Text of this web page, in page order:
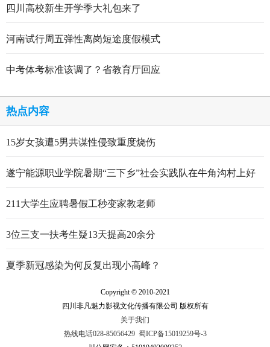
四川高校新生开学季大礼包来了
河南试行周五弹性离岗短途度假模式
中考体考标准该调了？省教育厅回应
热点内容
15岁女孩遭5男共谋性侵致重度烧伤
遂宁能源职业学院暑期“三下乡”社会实践队在牛角沟村上好
211大学生应聘暑假工秒变家教老师
3位三支一扶考生疑13天提高20余分
夏季新冠感染为何反复出现小高峰？
Copyright © 2010-2021
四川非凡魅力影视文化传播有限公司 版权所有
关于我们
热线电话028-85056429 蜀ICP备15019259号-3